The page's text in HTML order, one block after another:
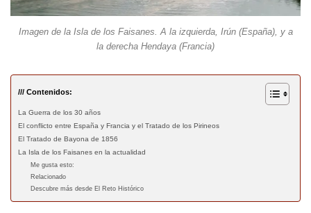
Imagen de la Isla de los Faisanes. A la izquierda, Irún (España), y a
la derecha Hendaya (Francia)
/// Contenidos:
La Guerra de los 30 años
El conflicto entre España y Francia y el Tratado de los Pirineos
El Tratado de Bayona de 1856
La Isla de los Faisanes en la actualidad
Me gusta esto:
Relacionado
Descubre más desde El Reto Histórico